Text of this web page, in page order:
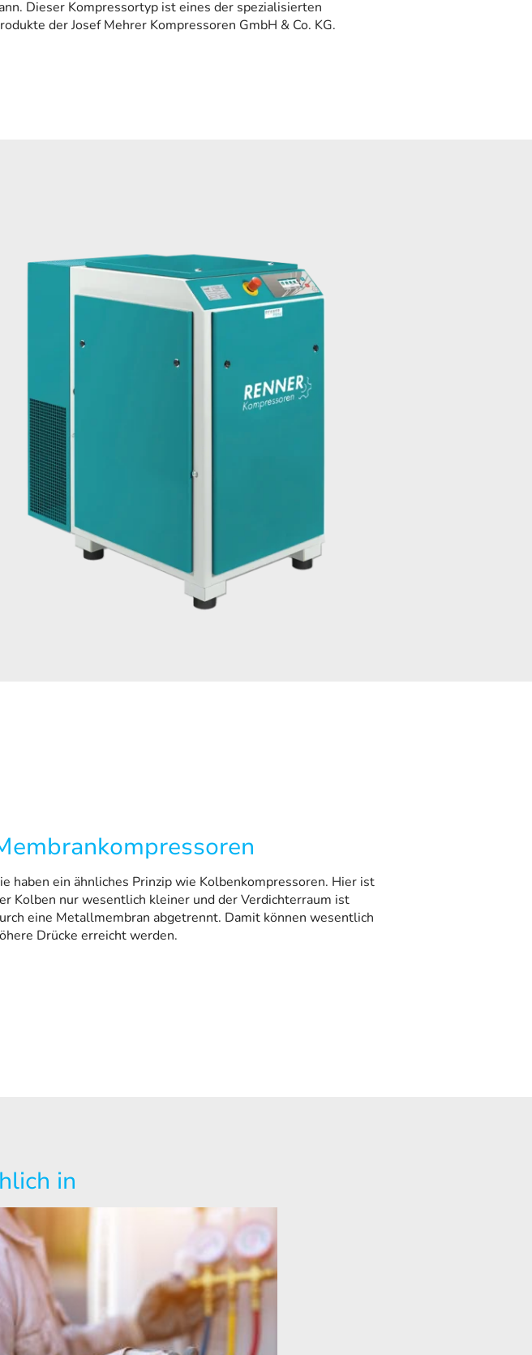
Dieser Kompressortyp ist eines der spezialisierten
der Josef Mehrer Kompressoren GmbH & Co. KG.
haben ein ähnliches Prinzip wie Kolbenkompressoren. Hier ist
Kolben nur wesentlich kleiner und der Verdichterraum ist
eine Metallmembran abgetrennt. Damit können wesentlich
Drücke erreicht werden.
in